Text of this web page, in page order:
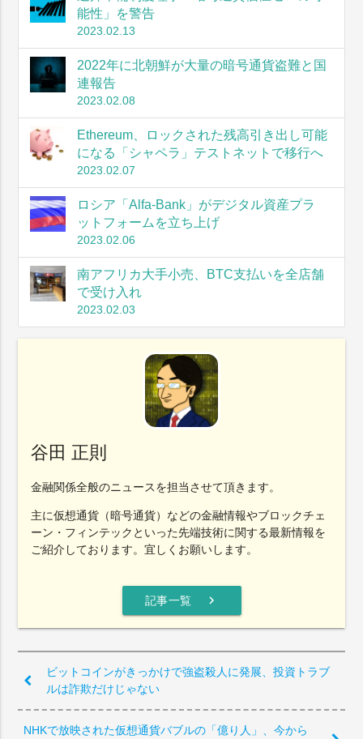
能性」を警告
2023.02.13
2022年に北朝鮮が大量の暗号通貨盗難と国
連報告
2023.02.08
Ethereum、ロックされた残高引き出し可能
になる「シャペラ」テストネットで移行へ
2023.02.07
ロシア「Alfa-Bank」がデジタル資産プラ
ットフォームを立ち上げ
2023.02.06
南アフリカ大手小売、BTC支払いを全店舗
で受け入れ
2023.02.03
谷田 正則
金融関係全般のニュースを担当させて頂きます。
主に仮想通貨（暗号通貨）などの金融情報やブロックチェ
ーン・フィンテックといった先端技術に関する最新情報を
ご紹介しております。宜しくお願いします。
記事一覧 chevron_right
ビットコインがきっかけで強盗殺人に発展、投資トラブ
ルは詐欺だけじゃない
NHKで放映された仮想通貨バブルの「億り人」、今から